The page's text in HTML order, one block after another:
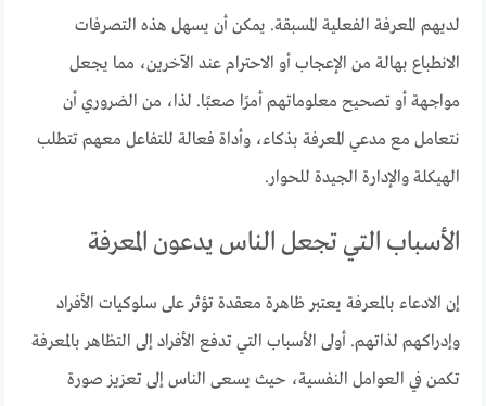
لديهم المعرفة الفعلية المسبقة. يمكن أن يسهل هذه التصرفات
الانطباع بهالة من الإعجاب أو الاحترام عند الآخرين، مما يجعل
مواجهة أو تصحيح معلوماتهم أمرًا صعبًا. لذا، من الضروري أن
نتعامل مع مدعي المعرفة بذكاء، وأداة فعالة للتفاعل معهم تتطلب
الهيكلة والإدارة الجيدة للحوار.
الأسباب التي تجعل الناس يدعون المعرفة
إن الادعاء بالمعرفة يعتبر ظاهرة معقدة تؤثر على سلوكيات الأفراد
وإدراكهم لذاتهم. أولى الأسباب التي تدفع الأفراد إلى التظاهر بالمعرفة
تكمن في العوامل النفسية، حيث يسعى الناس إلى تعزيز صورة